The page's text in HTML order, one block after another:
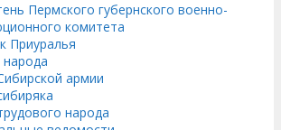
Пермского губернского военно-
комитета
Приуралья
народа
армии
народа